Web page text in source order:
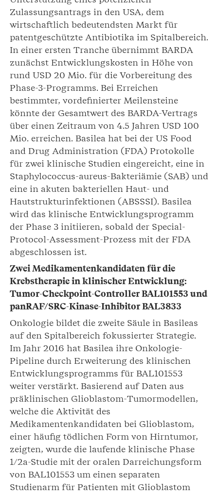
Zulassungsantrags in den USA, dem
wirtschaftlich bedeutendsten Markt für
patentgeschützte Antibiotika im Spitalbereich.
In einer ersten Tranche übernimmt BARDA
zunächst Entwicklungskosten in Höhe von
rund USD 20 Mio. für die Vorbereitung des
Phase-3-Programms. Bei Erreichen
bestimmter, vordefinierter Meilensteine
könnte der Gesamtwert des BARDA-Vertrags
über einen Zeitraum von 4.5 Jahren USD 100
Mio. erreichen. Basilea hat bei der US Food
and Drug Administration (FDA) Protokolle
für zwei klinische Studien eingereicht, eine in
Staphylococcus-aureus-Bakteriämie (SAB) und
eine in akuten bakteriellen Haut- und
Hautstrukturinfektionen (ABSSSI). Basilea
wird das klinische Entwicklungsprogramm
der Phase 3 initiieren, sobald der Special-
Protocol-Assessment-Prozess mit der FDA
abgeschlossen ist.
Zwei Medikamentenkandidaten für die
Krebstherapie in klinischer Entwicklung:
Tumor-Checkpoint-Controller BAL101553 und
panRAF/SRC-Kinase-Inhibitor BAL3833
Onkologie bildet die zweite Säule in Basileas
auf den Spitalbereich fokussierter Strategie.
Im Jahr 2016 hat Basilea ihre Onkologie-
Pipeline durch Erweiterung des klinischen
Entwicklungs­programms für BAL101553
weiter verstärkt. Basierend auf Daten aus
präklinischen Glioblastom-Tumormodellen,
welche die Aktivität des
Medikamentenkandidaten bei Glioblastom,
einer häufig tödlichen Form von Hirntumor,
zeigten, wurde die laufende klinische Phase
1/2a-Studie mit der oralen Darreichungsform
von BAL101553 um einen separaten
Studienarm für Patienten mit Glioblastom